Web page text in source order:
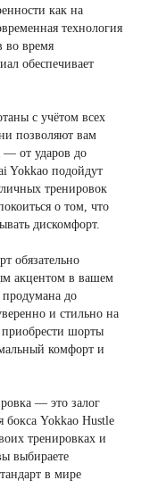
как на
технология
во время
обеспечивает
с учётом всех
позволяют вам
— от ударов до
Yokkao подойдут
тренировок
о том, что
дискомфорт.
обязательно
акцентом в вашем
продумана до
и стильно на
шорты
комфорт и
— это залог
бокса Yokkao Hustle
тренировках и
выбираете
в мире